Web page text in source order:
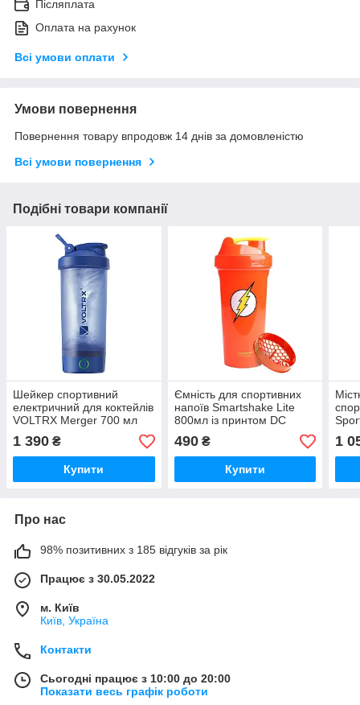
Післяплата
Оплата на рахунок
Всі умови оплати
Умови повернення
Повернення товару впродовж 14 днів за домовленістю
Всі умови повернення
Подібні товари компанії
Шейкер спортивний
електричний для коктейлів
VOLTRX Merger 700 мл
Blue GoodPlace -worry-
free-shopping-
1 390 ₴
Купити
Ємність для спортивних
напоїв Smartshake Lite
800мл із принтом DC
Flash GoodPlace -worry-
free-shopping-
490₴
Купити
1
Про нас
98% позитивних з 185 відгуків за рік
Працює з 30.05.2022
м. Київ
Київ, Україна
Контакти
Сьогодні працює з 10:00 до 20:00
Показати весь графік роботи